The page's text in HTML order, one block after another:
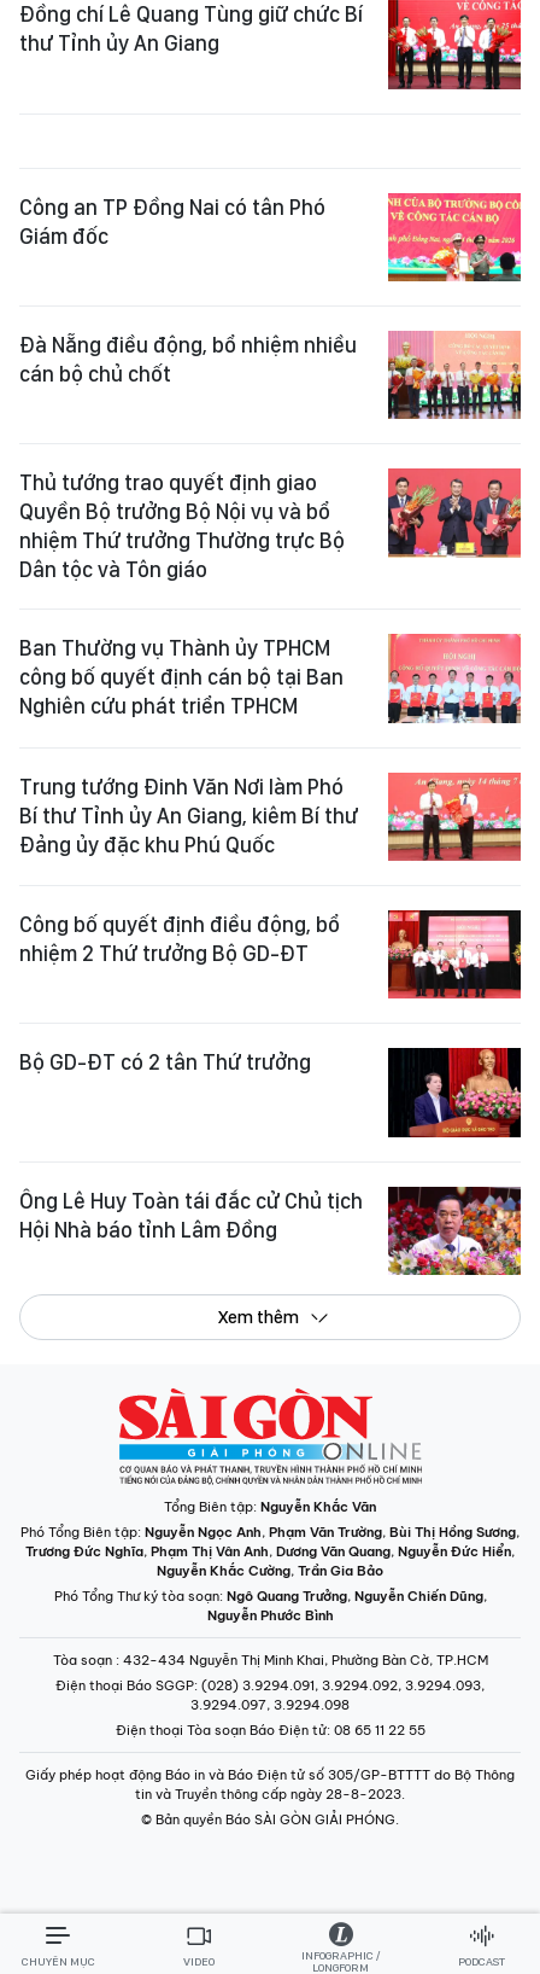
Đồng chí Lê Quang Tùng giữ chức Bí
thư Tỉnh ủy An Giang
Công an TP Đồng Nai có tân Phó
Giám đốc
Đà Nẵng điều động, bổ nhiệm nhiều
cán bộ chủ chốt
Thủ tướng trao quyết định giao
Quyền Bộ trưởng Bộ Nội vụ và bổ
nhiệm Thứ trưởng Thường trực Bộ
Dân tộc và Tôn giáo
Ban Thường vụ Thành ủy TPHCM
công bố quyết định cán bộ tại Ban
Nghiên cứu phát triển TPHCM
Trung tướng Đinh Văn Nơi làm Phó
Bí thư Tỉnh ủy An Giang, kiêm Bí thư
Đảng ủy đặc khu Phú Quốc
Công bố quyết định điều động, bổ
nhiệm 2 Thứ trưởng Bộ GD-ĐT
Bộ GD-ĐT có 2 tân Thứ trưởng
Ông Lê Huy Toàn tái đắc cử Chủ tịch
Hội Nhà báo tỉnh Lâm Đồng
Xem thêm
Tổng Biên tập: Nguyễn Khắc Văn
Phó Tổng Biên tập: Nguyễn Ngọc Anh, Phạm Văn Trường, Bùi Thị Hồng Sương,
Trương Đức Nghĩa, Phạm Thị Vân Anh, Dương Văn Quang, Nguyễn Đức Hiển,
Nguyễn Khắc Cường, Trần Gia Bảo
Phó Tổng Thư ký tòa soạn: Ngô Quang Trưởng, Nguyễn Chiến Dũng,
Nguyễn Phước Bình
Tòa soạn : 432-434 Nguyễn Thị Minh Khai, Phường Bàn Cờ, TP.HCM
Điện thoại Báo SGGP: (028) 3.9294.091, 3.9294.092, 3.9294.093,
3.9294.097, 3.9294.098
Điện thoại Tòa soạn Báo Điện tử: 08 65 11 22 55
Giấy phép hoạt động Báo in và Báo Điện tử số 305/GP-BTTTT do Bộ Thông
tin và Truyền thông cấp ngày 28-8-2023.
© Bản quyền Báo SÀI GÒN GIẢI PHÓNG.
CHUYÊN MỤC VIDEO
INFOGRAPHIC /
LONGFORM
PODCAST